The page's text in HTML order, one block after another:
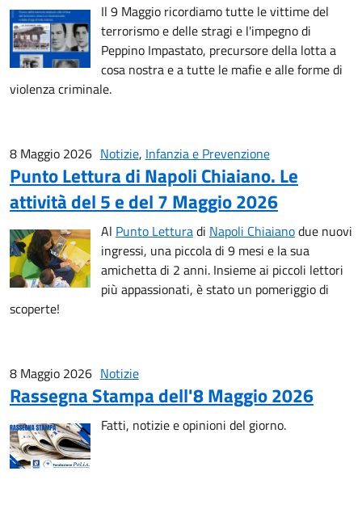
Il 9 Maggio ricordiamo tutte le vittime del
terrorismo e delle stragi e l'impegno di
Peppino Impastato, precursore della lotta a
cosa nostra e a tutte le mafie e alle forme di
violenza criminale.
8 Maggio 2026 Notizie, Infanzia e Prevenzione
Punto Lettura di Napoli Chiaiano. Le
attività del 5 e del 7 Maggio 2026
Al Punto Letturadi Napoli Chiaianodue nuovi
ingressi, una piccola di 9 mesi e la sua
amichetta di 2 anni. Insieme ai piccoli lettori
più appassionati, è stato un pomeriggio di
scoperte!
8 Maggio 2026 Notizie
Rassegna Stampa dell'8 Maggio 2026
Fatti, notizie e opinioni del giorno.